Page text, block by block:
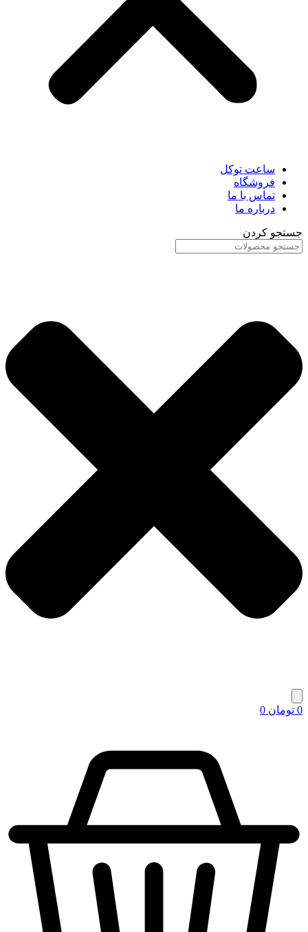
ساعت توکل
فروشگاه
تماس با ما
درباره ما
جستجو کردن
0 تومان 0